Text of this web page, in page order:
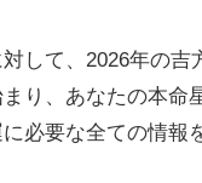
して、2026年の
り、あなたの本命
必要な全ての情報